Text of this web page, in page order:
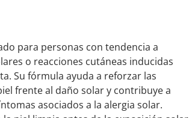
para personas con tendencia a
o reacciones cutáneas inducidas
Su fórmula ayuda a reforzar las
frente al daño solar y contribuye a
asociados a la alergia solar.